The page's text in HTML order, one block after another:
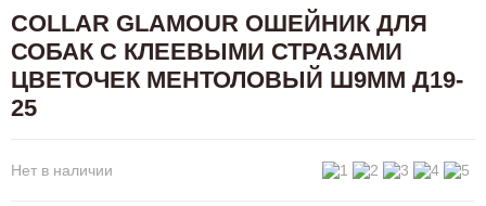
COLLAR GLAMOUR ОШЕЙНИК ДЛЯ
СОБАК С КЛЕЕВЫМИ СТРАЗАМИ
ЦВЕТОЧЕК МЕНТОЛОВЫЙ Ш9ММ Д19-
25
Нет в наличии